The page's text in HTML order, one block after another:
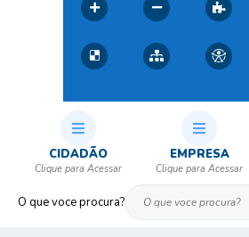
O que voce procura?
CIDADÃO EMPRESA